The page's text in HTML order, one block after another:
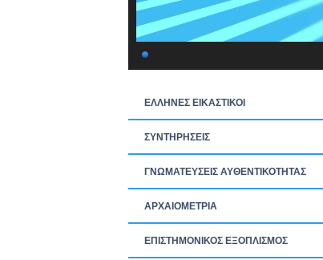
ΕΛΛΗΝΕΣ ΕΙΚΑΣΤΙΚΟΙ
ΣΥΝΤΗΡΗΣΕΙΣ
ΓΝΩΜΑΤΕΥΣΕΙΣ ΑΥΘΕΝΤΙΚΟΤΗΤΑΣ
ΑΡΧΑΙΟΜΕΤΡΙΑ
ΕΠΙΣΤΗΜΟΝΙΚΟΣ ΕΞΟΠΛΙΣΜΟΣ